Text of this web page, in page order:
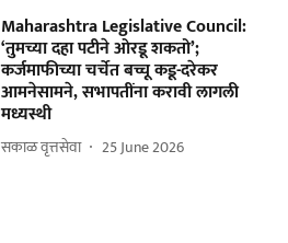
Maharashtra Legislative Council:
‘तुमच्या दहा पटीने ओरडू शकतो’;
कर्जमाफीच्या चर्चेत बच्चू कडू-दरेकर
आमनेसामने, सभापतींना करावी लागली
मध्यस्थी
सकाळ वृत्तसेवा 25 June 2026